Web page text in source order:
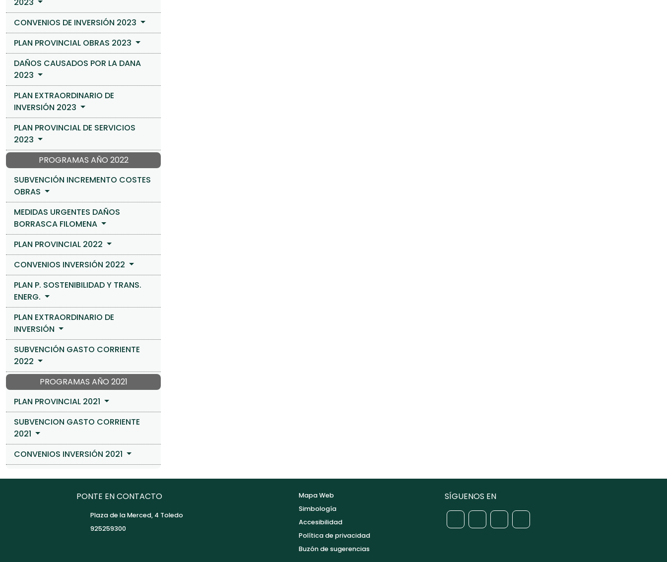
CONVENIOS DE INVERSIÓN 2023
PLAN PROVINCIAL OBRAS 2023
DAÑOS CAUSADOS POR LA DANA
2023
PLAN EXTRAORDINARIO DE
INVERSIÓN 2023
PLAN PROVINCIAL DE SERVICIOS
2023
PROGRAMAS AÑO 2022
SUBVENCIÓN INCREMENTO COSTES
OBRAS
MEDIDAS URGENTES DAÑOS
BORRASCA FILOMENA
PLAN PROVINCIAL 2022
CONVENIOS INVERSIÓN 2022
PLAN P. SOSTENIBILIDAD Y TRANS.
ENERG.
PLAN EXTRAORDINARIO DE
INVERSIÓN
SUBVENCIÓN GASTO CORRIENTE
2022
PROGRAMAS AÑO 2021
PLAN PROVINCIAL 2021
SUBVENCION GASTO CORRIENTE
2021
CONVENIOS INVERSIÓN 2021
PONTE EN CONTACTO
Plaza de la Merced, 4 Toledo
925259300
Mapa Web
Simbología
Accesibilidad
Política de privacidad
Buzón de sugerencias
SÍGUENOS EN